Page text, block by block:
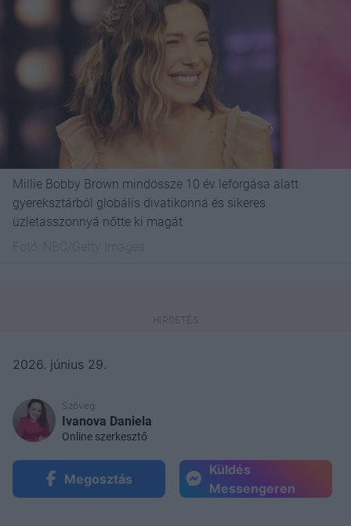
Millie Bobby Brown mindössze 10 év leforgása alatt
gyereksztárból globális divatikonná és sikeres
üzletasszonnyá nőtte ki magát
2026. június 29.
Szöveg:
Ivanova Daniela
Online szerkesztő
Megosztás
Küldés
Messengeren